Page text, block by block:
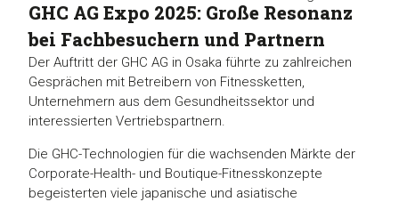
GHC AG Expo 2025: Große Resonanz
bei Fachbesuchern und Partnern
Der Auftritt der GHC AG in Osaka führte zu zahlreichen
Gesprächen mit Betreibern von Fitnessketten,
Unternehmern aus dem Gesundheitssektor und
interessierten Vertriebspartnern.
Die GHC-Technologien für die wachsenden Märkte der
Corporate-Health- und Boutique-Fitnesskonzepte
begeisterten viele japanische und asiatische